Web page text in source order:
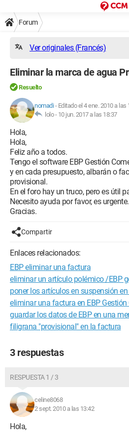
Forum
Ver originales (Francés)
Eliminar la marca de agua
Resuelto
nomadi- Editado el 4 ene. 2010 a las
lolo - 10 jun. 2017 a las 18:37
Hola,
Hola,
Feliz año a todos.
Tengo el software EBP Gestión
y en cada presupuesto, albarán o
provisional.
En el foro hay un truco, pero es útil
Necesito ayuda por favor, es urgente.
Gracias.
Compartir
Enlaces relacionados:
EBP eliminar una factura
eliminar un artículo polémico /EBP
poner los artículos en suspensión en
eliminar una factura en EBP Gestión
guardar los datos de EBP en una
filigrana "provisional" en la factura
3 respuestas
RESPUESTA 1 / 3
celine8068
2 sept. 2010 a las 13:42
Hola,